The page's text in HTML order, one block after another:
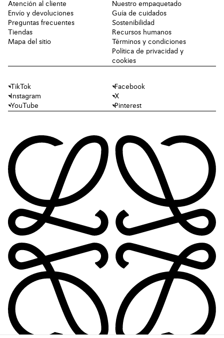
Atención al cliente
Envío y devoluciones
Preguntas frecuentes
Tiendas
Mapa del sitio
Nuestro empaquetado
Guía de cuidados
Sostenibilidad
Recursos humanos
Términos y condiciones
Política de privacidad y
cookies
TikTok
Facebook
Instagram
X
YouTube
Pinterest